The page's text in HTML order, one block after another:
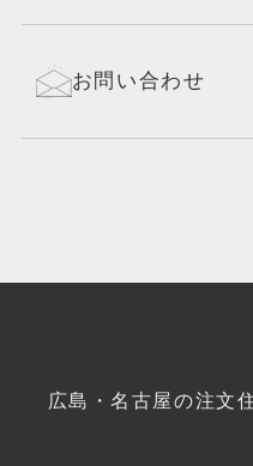
お問い合わせ
広島・名古屋の注文